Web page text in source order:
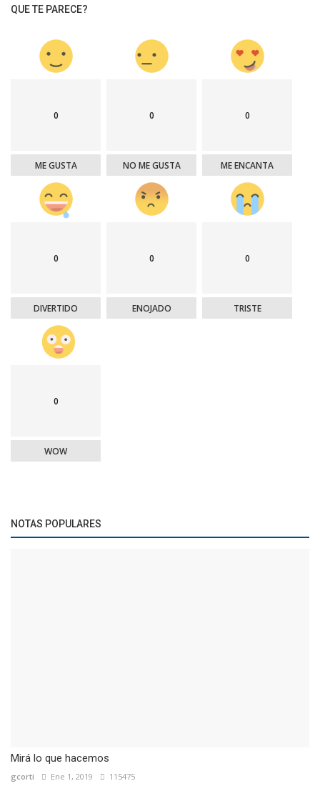
QUE TE PARECE?
0
ME GUSTA
0
NO ME GUSTA
0
ME ENCANTA
0
DIVERTIDO
0
ENOJADO
0
TRISTE
0
WOW
NOTAS POPULARES
Mirá lo que hacemos
gcorti Ene 1, 2019 115475